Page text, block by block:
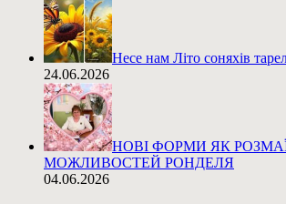
Несе нам Літо соняхів
24.06.2026
НОВІ ФОРМИ ЯК
МОЖЛИВОСТЕЙ РОНДЕЛЯ
04.06.2026